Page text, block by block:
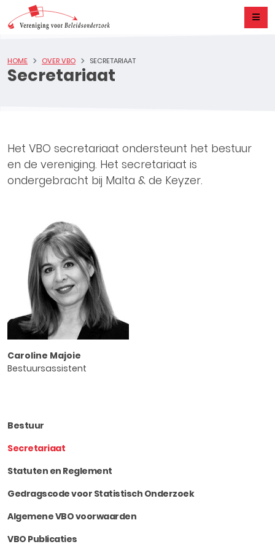
Secretariaat
HOME OVER VBO SECRETARIAAT
Het VBO secretariaat ondersteunt het bestuur
en de vereniging. Het secretariaat is
ondergebracht bij Malta & de Keyzer.
Caroline Majoie
Bestuursassistent
Bestuur
Secretariaat
Statuten en Reglement
Gedragscode voor Statistisch Onderzoek
Algemene VBO voorwaarden
VBO Publicaties